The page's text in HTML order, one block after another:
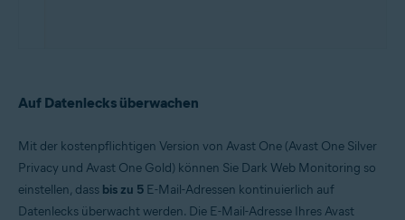
Auf Datenlecks überwachen
Mit der kostenpflichtigen Version von Avast One (Avast One Silver
Privacy und Avast One Gold) können Sie Dark Web Monitoring so
einstellen, dass bis zu 5 E-Mail-Adressen kontinuierlich auf
Datenlecks überwacht werden. Die E-Mail-Adresse Ihres Avast